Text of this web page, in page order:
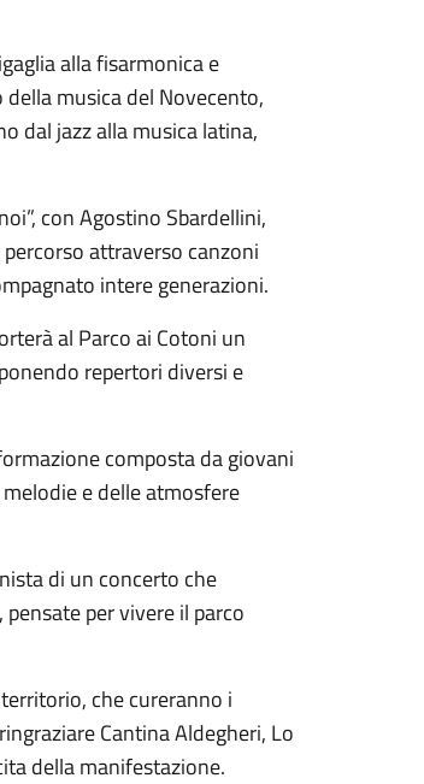
alla fisarmonica e
musica del Novecento,
dal jazz alla musica latina,
con Agostino Sbardellini,
attraverso canzoni
intere generazioni.
al Parco ai Cotoni un
repertori diversi e
composta da giovani
e delle atmosfere
di un concerto che
per vivere il parco
che cureranno i
Cantina Aldegheri, Lo
della manifestazione.